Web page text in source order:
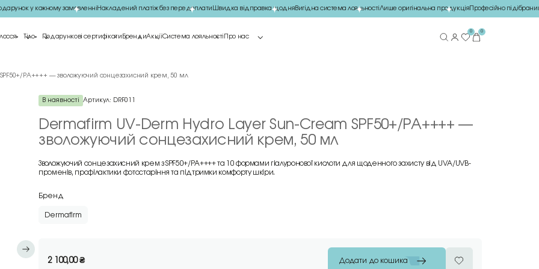
у кожному замовленніНакладений платіж без передоплатиШвидка відправка щодня Вигідна система лояльностіЛише оригінальна продукціяПрофесійно підібраний
Тіло Подарункові сертифікати БрендиАкціїСистема лояльності Про нас
0 0
PA++++ — зволожуючий сонцезахисний крем, 50 мл
В наявності Артикул: DRF011
Dermafirm UV-Derm Hydro Layer Sun-Cream SPF50+/PA++++ —
зволожуючий сонцезахисний крем, 50 мл
Зволожуючий сонцезахисний крем з SPF50+/PA++++ та 10 формами гіалуронової кислоти для щоденного захисту від UVA/UVB-
променів, профілактики фотостаріння та підтримки комфорту шкіри.
Бренд
Dermafirm
2 100,00₴ Додати до кошика